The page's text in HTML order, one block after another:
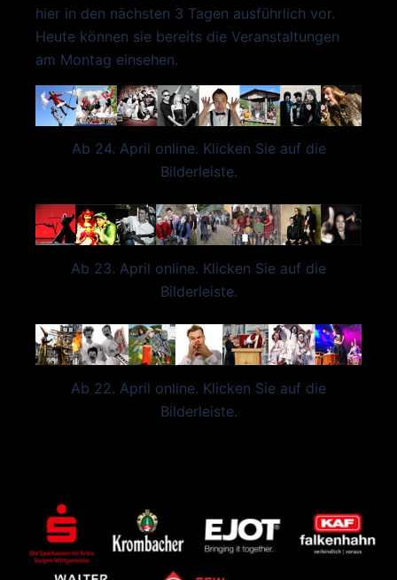
hier in den nächsten 3 Tagen ausführlich vor.
Heute können sie bereits die Veranstaltungen
am Montag einsehen.
Ab 24. April online. Klicken Sie auf die
Bilderleiste.
Ab 23. April online. Klicken Sie auf die
Bilderleiste.
Ab 22. April online. Klicken Sie auf die
Bilderleiste.